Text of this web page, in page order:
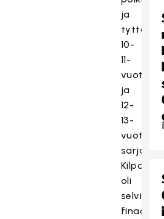
ja
tyttöjen
10-
11-
ja
12-
13-
sarjat.
oli
selvinnyt
finaaliin